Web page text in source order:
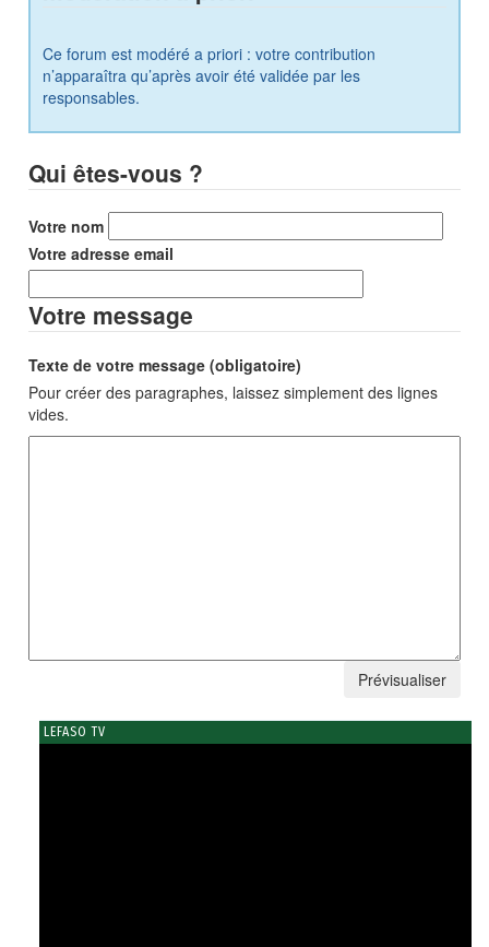
Ce forum est modéré a priori : votre contribution
n’apparaîtra qu’après avoir été validée par les
responsables.
Qui êtes-vous ?
Votre nom
Votre adresse email
Votre message
Texte de votre message (obligatoire)
Pour créer des paragraphes, laissez simplement des lignes
vides.
LEFASO TV